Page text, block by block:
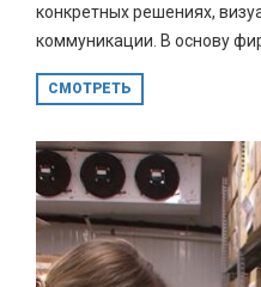
конкретных решениях,
коммуникации. В основу
СМОТРЕТЬ